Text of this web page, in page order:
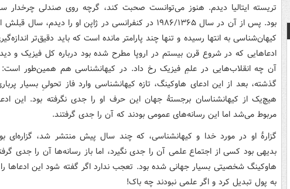
تریسته ایتالیا دیدم. هنوز می‌توانست صحبت کند، گرچه روی صندلی چرخدار
بود. پس از آن در سال ۱۹۸۶/۱۳۶۵ در کنفرانسی در ژاپن او را دیدم،
کیهان‌شناسی به انتها رسیده و تنها چند پارامتر مانده است که باید دقیق‌تر
ادعاهایی که در شروع قرن بیستم در اروپا مطرح شده بود درباره کل فیزیک و
آن چه انقلاب‌هایی در علمِ فیزیک رخ داد. در کیهانشناسی هم همین‌طور
گذشته، بعد از این ادعای هاوکینگ، تازه کیهانشناسی وارد فاز تحولیِ بسیار
هیچ‌یک از کیهانشناسان برجستهٔ جهان این حرف او را جدی نگرفته بود. این
مربوط می‌شد اما این رسانه‌های عمومی بودند که آن را جدی گرفتند.
گزارهٔ او در مورد خدا و کیهانشناسی، که چند سال پیش منتشر شد، گزاره‌ای
بدیهی بود کسی از اجتماع علمی آن را جدی نگیرد، اما باز رسانه‌ها آن را جدی
هاوکینگ شخصیتی بسیار جهانی شده بود. تعجب ندارد اگر گفته شود این ادعاها
به پول تبدیل کرد و اگر علمی نبودند چه باک!